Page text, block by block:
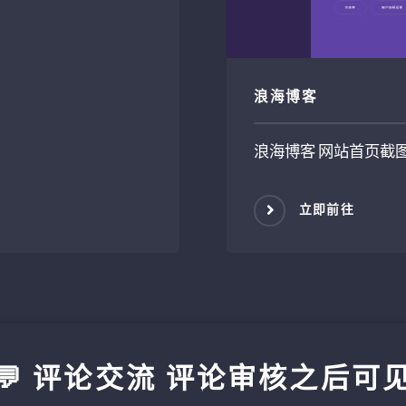
浪海博客
浪海博客 网站首页截
立即前往
评论交流 评论审核之后可